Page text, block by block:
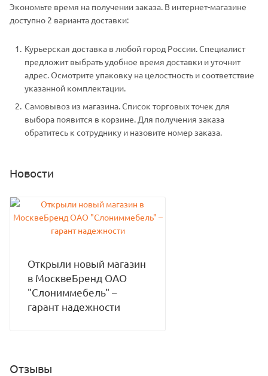
Экономьте время на получении заказа. В интернет-магазине
доступно 2 варианта доставки:
Курьерская доставка в любой город России. Специалист
предложит выбрать удобное время доставки и уточнит
адрес. Осмотрите упаковку на целостность и соответствие
указанной комплектации.
Самовывоз из магазина. Список торговых точек для
выбора появится в корзине. Для получения заказа
обратитесь к сотруднику и назовите номер заказа.
Новости
Открыли новый магазин
в МосквеБренд ОАО
"Слониммебель" –
гарант надежности
Отзывы